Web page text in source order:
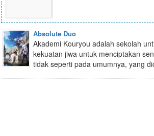
Absolute Duo
Akademi Kouryou adalah sekolah
kekuatan jiwa untuk menciptakan
tidak seperti pada umumnya, yang